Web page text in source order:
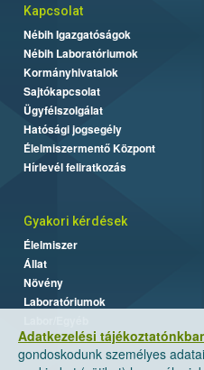
Adatkezelési
gondoskodunk személyes
Kapcsolat
Nébih Igazgatóságok
Nébih Laboratóriumok
Kormányhivatalok
Sajtókapcsolat
Ügyfélszolgálat
Hatósági jogsegély
Élelmiszermentő Központ
Hírlevél feliratkozás
Gyakori kérdések
Élelmiszer
Állat
Növény
Laboratóriumok